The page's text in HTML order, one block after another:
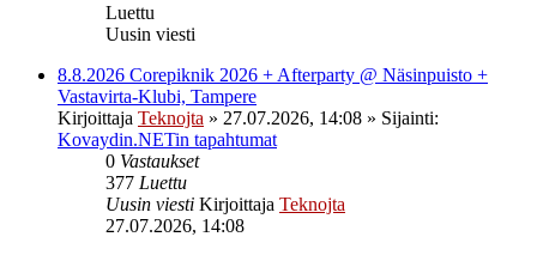
Luettu
Uusin viesti
8.8.2026 Corepiknik 2026 + Afterparty @ Näsinpuisto +
Vastavirta-Klubi, Tampere
Kirjoittaja Teknojta » 27.07.2026, 14:08 » Sijainti:
Kovaydin.NETin tapahtumat
0 Vastaukset
377 Luettu
Uusin viesti Kirjoittaja Teknojta
27.07.2026, 14:08